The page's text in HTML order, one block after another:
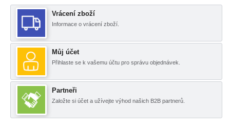
Vrácení zboží
Informace o vrácení zboží.
Můj účet
Přihlaste se k vašemu účtu pro správu objednávek.
Partneři
Založte si účet a užívejte výhod našich B2B partnerů.